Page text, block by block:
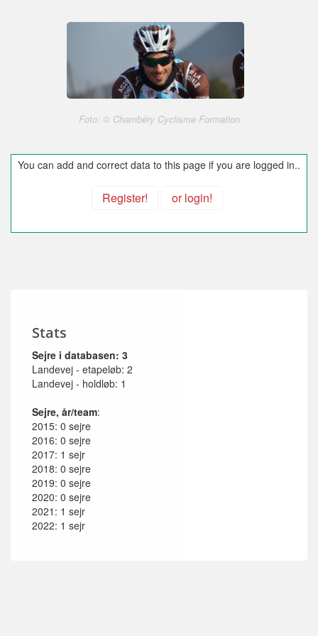
Foto: © Chambéry Cyclisme Formation
You can add and correct data to this page if you are logged in..
Register! or login!
Stats
Sejre i databasen: 3
Landevej - etapeløb: 2
Landevej - holdløb: 1
Sejre, år/team:
2015: 0 sejre
2016: 0 sejre
2017: 1 sejr
2018: 0 sejre
2019: 0 sejre
2020: 0 sejre
2021: 1 sejr
2022: 1 sejr